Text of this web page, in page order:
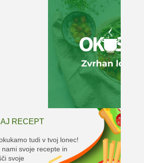
RECEPT
tudi v tvoj lonec!
nami svoje recepte in
svoje